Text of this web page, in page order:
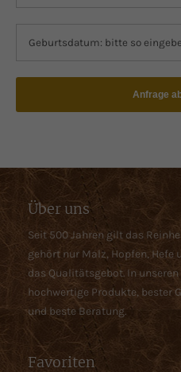
Anfrage
Über uns
Seit 500 Jahren gilt das
gehört nur Malz, Hopfen, Hefe
das Qualitätsgebot. In
hochwertige Produkte, bester
und beste Beratung.
Favoriten